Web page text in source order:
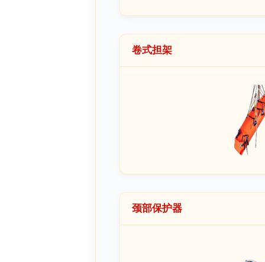
卷式担架
颈部保护器